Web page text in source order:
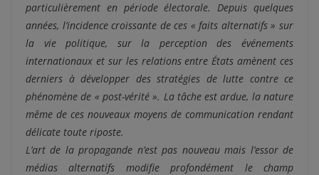
particulièrement en période électorale. Depuis quelques
années, l’incidence croissante de ces « faits alternatifs » sur
la vie politique, sur la perception des événements
internationaux et sur les relations entre États amènent ces
derniers à développer des stratégies de lutte contre ce
phénomène de « post-vérité ». La tâche est ardue, la nature
même de ces nouveaux moyens de communication rendant
délicate toute riposte.
L’art de la propagande n’est pas nouveau mais l’essor de
médias alternatifs modifie profondément le champ